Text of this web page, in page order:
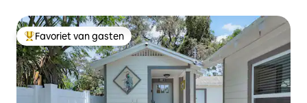
Topfavoriet van gasten
Favoriet van gasten